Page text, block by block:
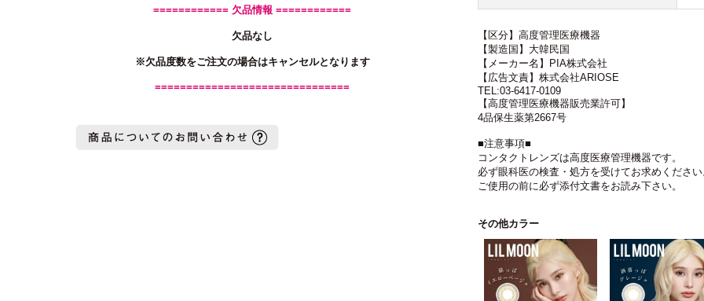
============ 欠品情報 ============
欠品なし
※欠品度数をご注文の場合はキャンセルとなります
===============================
【区分】高度管理医療機器
【製造国】大韓民国
【メーカー名】PIA株式会社
【広告文責】株式会社ARIOSE
TEL:03-6417-0109
【高度管理医療機器販売業許可】
4品保生薬第2667号
■注意事項■
コンタクトレンズは高度医療管理機器です。
必ず眼科医の検査・処方を受けてお求めください
ご使用の前に必ず添付文書をお読み下さい。
その他カラー